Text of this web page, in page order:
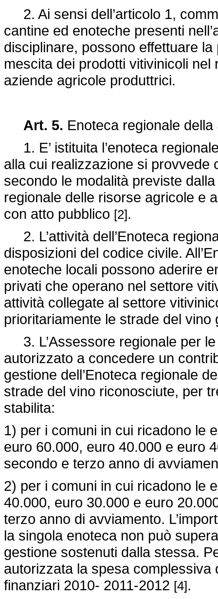
2. Ai sensi dell’articolo 1,
cantine ed enoteche presenti
disciplinare, possono effettuare
mescita dei prodotti vitivinicoli
aziende agricole produttrici.
Art. 5. Enoteca regionale
1. E’ istituita l’enoteca
alla cui realizzazione si provvede
secondo le modalità previste
regionale delle risorse agricole e
con atto pubblico [2].
2. L’attività dell’Enoteca
disposizioni del codice civile.
enoteche locali possono aderire
privati che operano nel settore
attività collegate al settore
prioritariamente le strade del
3. L’Assessore regionale per
autorizzato a concedere un
gestione dell’Enoteca regionale
strade del vino riconosciute, per
stabilita:
1) per i comuni in cui ricadono le
euro 60.000, euro 40.000 e euro
secondo e terzo anno di
2) per i comuni in cui ricadono le
40.000, euro 30.000 e euro
terzo anno di avviamento.
la singola enoteca non può
gestione sostenuti dalla stessa.
autorizzata la spesa complessiva
finanziari 2010- 2011-2012 [4].